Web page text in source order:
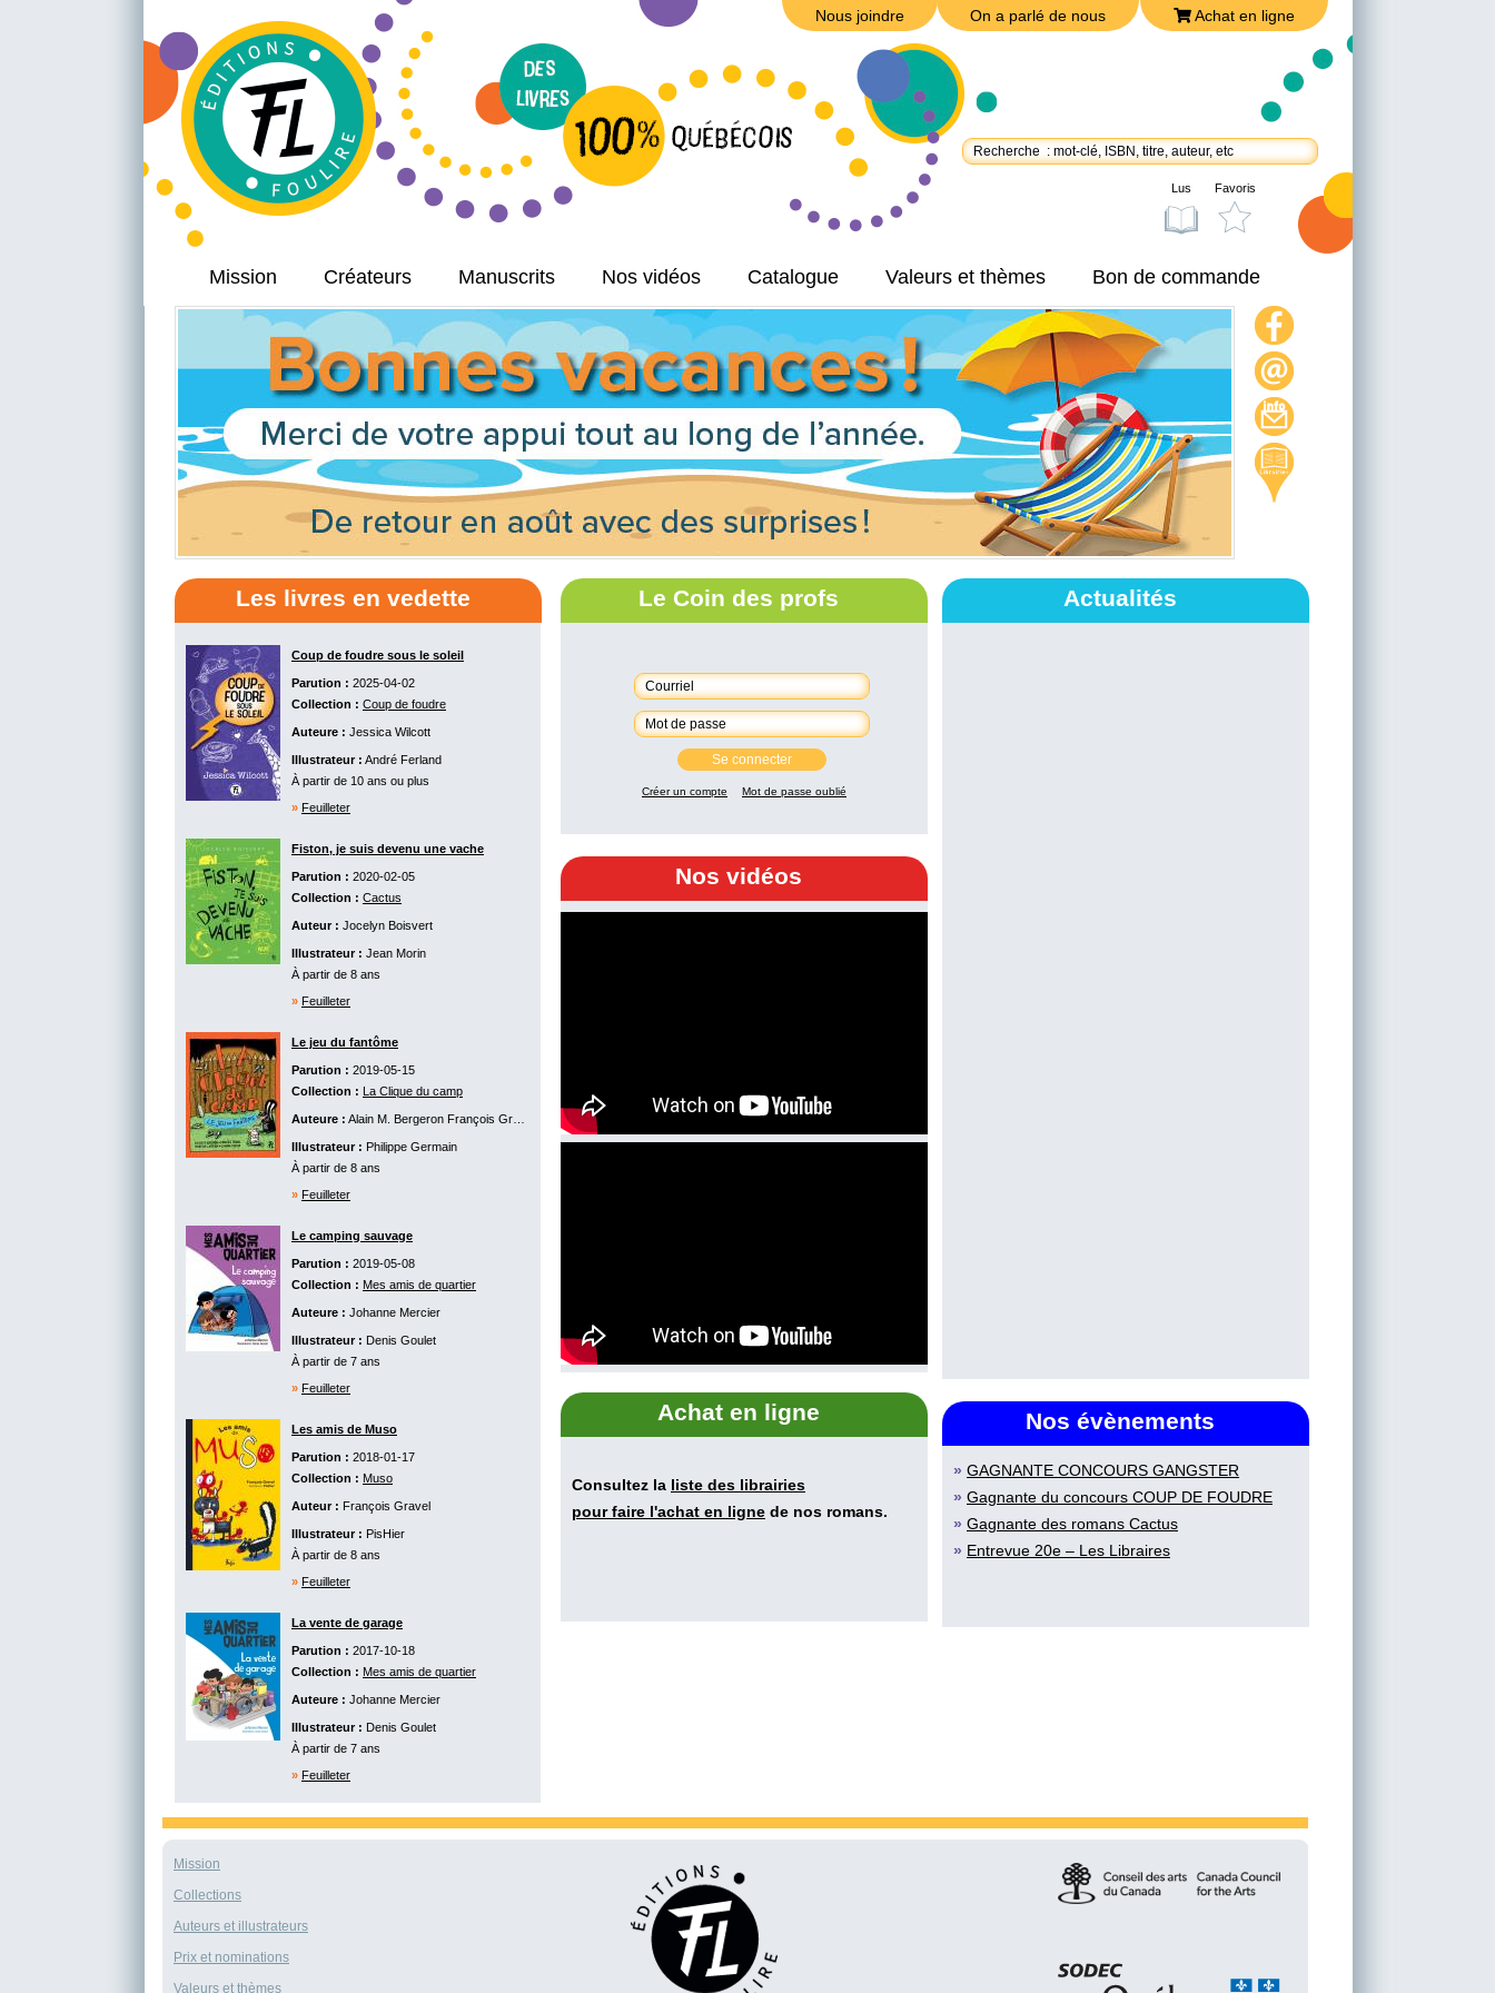
Nous joindre On a parlé de nous Achat en ligne
Mission Créateurs Manuscrits Nos vidéos Catalogue Valeurs et thèmes Bon de commande
On a parlé de nous
Achat en ligne
Nous joindre
Politique de confidentialité
Lus Favoris
Les livres en vedette
Coup de foudre sous le soleil
Parution : 2025-04-02
Collection : Coup de foudre
Auteure : Jessica Wilcott
Illustrateur : André Ferland
À partir de 10 ans ou plus
» Feuilleter
Fiston, je suis devenu une vache
Parution : 2020-02-05
Collection : Cactus
Auteur : Jocelyn Boisvert
Illustrateur : Jean Morin
À partir de 8 ans
» Feuilleter
Le jeu du fantôme
Parution : 2019-05-15
Collection : La Clique du camp
Auteure : Alain M. Bergeron François Gravel Martine Latulippe
Illustrateur : Philippe Germain
À partir de 8 ans
» Feuilleter
Le camping sauvage
Parution : 2019-05-08
Collection : Mes amis de quartier
Auteure : Johanne Mercier
Illustrateur : Denis Goulet
À partir de 7 ans
» Feuilleter
Les amis de Muso
Parution : 2018-01-17
Collection : Muso
Auteur : François Gravel
Illustrateur : PisHier
À partir de 8 ans
» Feuilleter
La vente de garage
Parution : 2017-10-18
Collection : Mes amis de quartier
Auteure : Johanne Mercier
Illustrateur : Denis Goulet
À partir de 7 ans
» Feuilleter
Le Coin des profs
Se connecter
Créer un compte Mot de passe oublié
Nos vidéos
Achat en ligne
Consultez la liste des librairies
pour faire l'achat en ligne de nos romans.
Actualités
Nos évènements
» GAGNANTE CONCOURS GANGSTER
» Gagnante du concours COUP DE FOUDRE
» Gagnante des romans Cactus
» Entrevue 20e – Les Libraires
Mission
Collections
Auteurs et illustrateurs
Prix et nominations
Valeurs et thèmes